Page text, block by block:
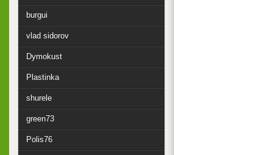
burgui
vlad sidorov
Dymokust
Plastinka
shurele
green73
Polis76